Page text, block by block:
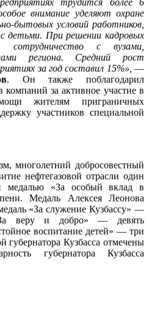
внимание уделяют охране
бытовых условий работников,
детьми. При решении кадровых
сотрудничество с вузами,
региона. Средний рост
за год составил 15%», —
. Он также поблагодарил
компаний за активное участие в
жителям приграничных
участников специальной
многолетний добросовестный
нефтегазовой отрасли один
медалью «За особый вклад в
Медаль Алексея Леонова
«За служение Кузбассу» —
веру и добро» — девять
воспитание детей» — три
губернатора Кузбасса отмечены
губернатора Кузбасса